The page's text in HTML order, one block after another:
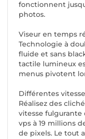
fonctionnent
photos.
Viseur en temps
Technologie à
fluide et sans
tactile lumineux
menus pivotent
Différentes
Réalisez des
vitesse fulgurante
vps à 19 millions
de pixels. Le tout